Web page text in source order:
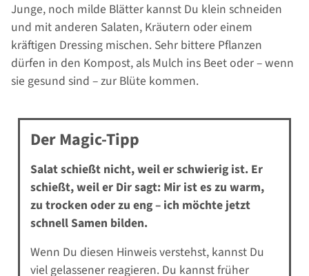
Junge, noch milde Blätter kannst Du klein schneiden
und mit anderen Salaten, Kräutern oder einem
kräftigen Dressing mischen. Sehr bittere Pflanzen
dürfen in den Kompost, als Mulch ins Beet oder – wenn
sie gesund sind – zur Blüte kommen.
Der Magic-Tipp
Salat schießt nicht, weil er schwierig ist. Er
schießt, weil er Dir sagt: Mir ist es zu warm,
zu trocken oder zu eng – ich möchte jetzt
schnell Samen bilden.
Wenn Du diesen Hinweis verstehst, kannst Du
viel gelassener reagieren. Du kannst früher